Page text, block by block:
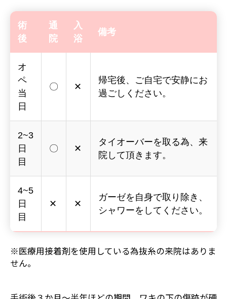
術
後
通
院
入
浴
備考
オ
ペ
当
日
〇 ✕
帰宅後、ご自宅で安静にお
過ごしください。
2~3
日
目
〇 ✕
タイオーバーを取る為、来
院して頂きます。
4~5
日
目
✕ ✕
ガーゼを自身で取り除き、
シャワーをしてください。
※医療用接着剤を使用している為抜糸の来院はありま
せん。